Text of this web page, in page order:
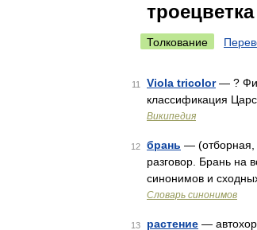
троецветка
Толкование
11 Viola tricolor— ?
классификация
Википедия
12 брань — (отборная,
разговор. Брань на
синонимов и
Словарь синонимов
13 растение —